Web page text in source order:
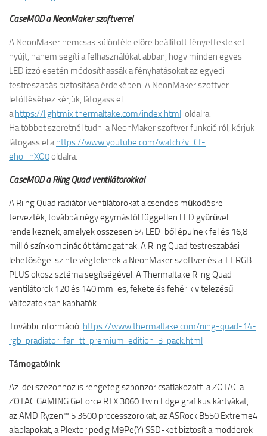
CaseMOD a NeonMaker szoftverrel
A NeonMaker nemcsak különféle előre beállított fényeffekteket
nyújt, hanem segíti a felhasználókat abban, hogy minden egyes
LED izzó esetén módosíthassák a fényhatásokat az egyedi
testreszabás biztosítása érdekében. A NeonMaker szoftver
letöltéséhez kérjük, látogass el
ahttps://lightmix.thermaltake.com/index.html oldalra.
Ha többet szeretnél tudni a NeonMaker szoftver funkcióiról, kérjük
látogass el ahttps://www.youtube.com/watch?v=Cf-
eho_nXO0oldalra.
CaseMOD a Riing Quad ventilátorokkal
A Riing Quad radiátor ventilátorokat a csendes működésre
tervezték, továbbá négy egymástól független LED gyűrűvel
rendelkeznek, amelyek összesen 54 LED-ből épülnek fel és 16,8
millió színkombinációt támogatnak. A Riing Quad testreszabási
lehetőségei szinte végtelenek a NeonMaker szoftver és a TT RGB
PLUS ökoszisztéma segítségével. A Thermaltake Riing Quad
ventilátorok 120 és 140 mm-es, fekete és fehér kivitelezésű
változatokban kaphatók.
További információ: https://www.thermaltake.com/riing-quad-14-
rgb-pradiator-fan-tt-premium-edition-3-pack.html
Támogatóink
Az idei szezonhoz is rengeteg szponzor csatlakozott: a ZOTAC a
ZOTAC GAMING GeForce RTX 3060 Twin Edge grafikus kártyákat,
az AMD Ryzen™ 5 3600 processzorokat, az ASRock B550 Extreme4
alaplapokat, a Plextor pedig M9Pe(Y) SSD-ket biztosít a modderek